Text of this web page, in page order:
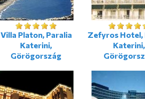
Villa Platon, Paralia
Katerini,
Görögország
Zefyros Hotel,
Katerini,